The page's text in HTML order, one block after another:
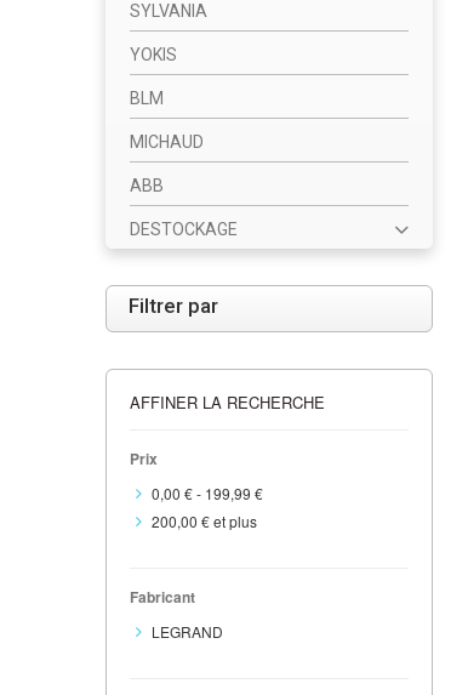
SYLVANIA
YOKIS
BLM
MICHAUD
ABB
DESTOCKAGE
Filtrer par
AFFINER LA RECHERCHE
Prix
0,00 €- 199,99 €
200,00 €et plus
Fabricant
LEGRAND